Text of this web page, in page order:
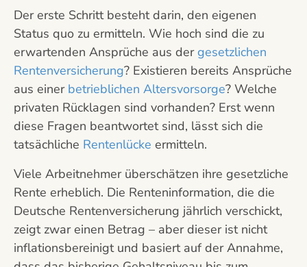
Der erste Schritt besteht darin, den eigenen
Status quo zu ermitteln. Wie hoch sind die zu
erwartenden Ansprüche aus dergesetzlichen
Rentenversicherung? Existieren bereits Ansprüche
aus einer betrieblichen Altersvorsorge? Welche
privaten Rücklagen sind vorhanden? Erst wenn
diese Fragen beantwortet sind, lässt sich die
tatsächliche Rentenlücke ermitteln.
Viele Arbeitnehmer überschätzen ihre gesetzliche
Rente erheblich. Die Renteninformation, die die
Deutsche Rentenversicherung jährlich verschickt,
zeigt zwar einen Betrag – aber dieser ist nicht
inflationsbereinigt und basiert auf der Annahme,